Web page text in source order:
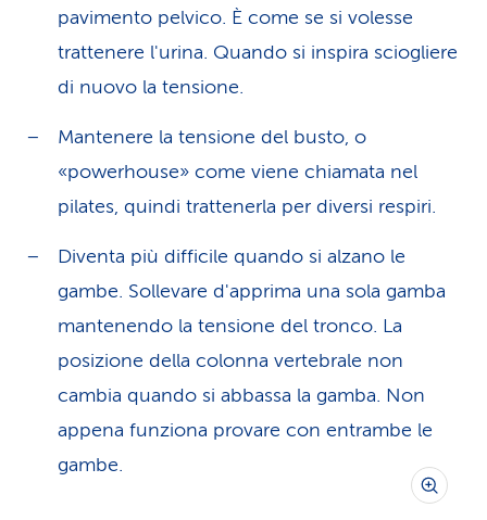
pavimento pelvico. È come se si volesse
trattenere l'urina. Quando si inspira sciogliere
di nuovo la tensione.
Mantenere la tensione del busto, o
«powerhouse» come viene chiamata nel
pilates, quindi trattenerla per diversi respiri.
Diventa più difficile quando si alzano le
gambe. Sollevare d'apprima una sola gamba
mantenendo la tensione del tronco. La
posizione della colonna vertebrale non
cambia quando si abbassa la gamba. Non
appena funziona provare con entrambe le
gambe.